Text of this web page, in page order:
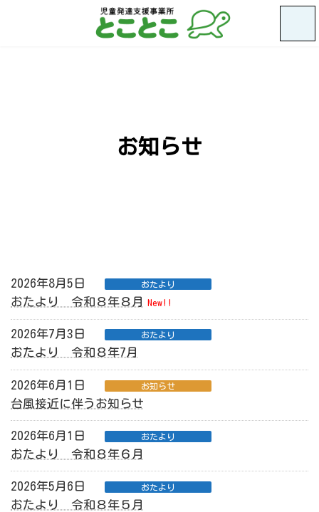
お知らせ
2026年8月5日 おたより
おたより 令和８年８月 New!!
2026年7月3日 おたより
おたより 令和８年7月
2026年6月1日 お知らせ
台風接近に伴うお知らせ
2026年6月1日 おたより
おたより 令和８年６月
2026年5月6日 おたより
おたより 令和８年５月